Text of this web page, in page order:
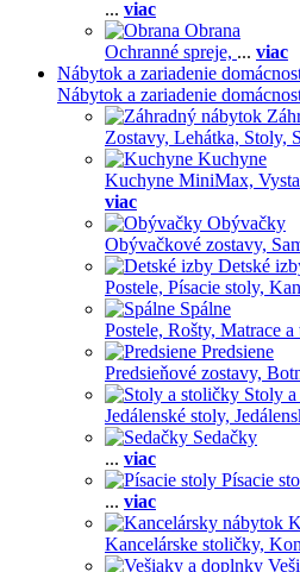
... viac
Obrana
Ochranné spreje, ... viac
Nábytok a zariadenie
Nábytok a zariadenie
Zostavy, Lehátka, Stoly,
Kuchyne
Kuchyne MiniMax,
viac
Obývačky
Obývačkové zostavy,
Detské
Postele, Písacie stoly,
Spálne
Postele, Rošty, Matrace a
Predsiene
Predsieňové zostavy,
Stoly
Jedálenské stoly,
Sedačky
... viac
Písacie
... viac
Kancelárske stoličky,